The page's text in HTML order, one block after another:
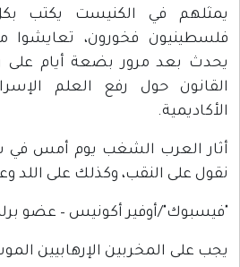
يمثلهم في الكنيست يكتب
فلسطينيون فخورون، تعايشوا
يحدث بعد مرور بضعة أيام على
القانون حول رفع العلم
الأكاديمية.
أثار العرب الشغب يوم أمس في
نقول على النقب، وكذلك على اللد
"فيسبوك"/أوفير أكونيس – عضو
يجب على المخربين الإرهابيين